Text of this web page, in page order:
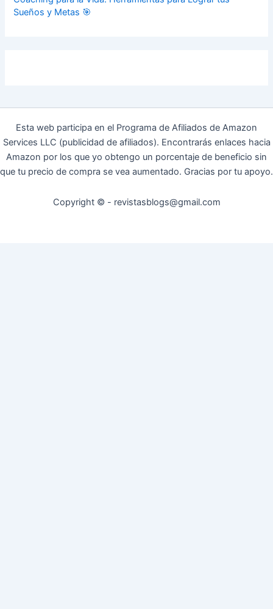
Sueños y Metas 🎯
Esta web participa en el Programa de Afiliados de Amazon
Services LLC (publicidad de afiliados). Encontrarás enlaces hacia
Amazon por los que yo obtengo un porcentaje de beneficio sin
que tu precio de compra se vea aumentado. Gracias por tu apoyo.
Copyright © - revistasblogs@gmail.com